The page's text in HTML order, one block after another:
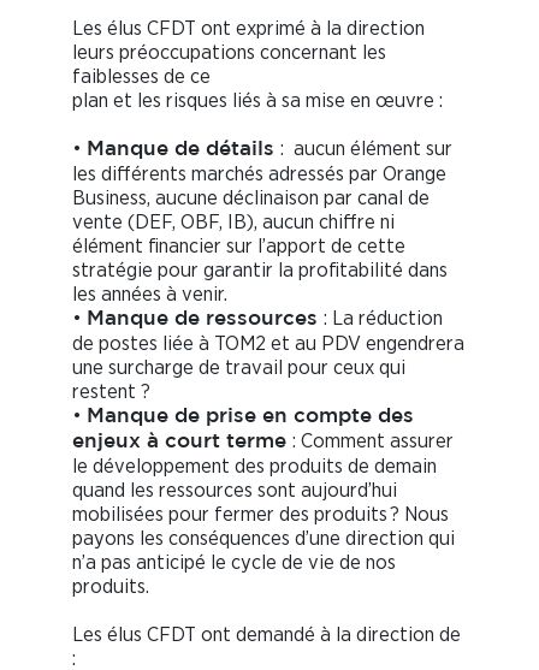
Les élus CFDT ont exprimé à la direction
leurs préoccupations concernant les
faiblesses de ce
plan et les risques liés à sa mise en œuvre :
• Manque de détails : aucun élément sur
les différents marchés adressés par Orange
Business, aucune déclinaison par canal de
vente (DEF, OBF, IB), aucun chiffre ni
élément financier sur l’apport de cette
stratégie pour garantir la profitabilité dans
les années à venir.
• Manque de ressources : La réduction
de postes liée à TOM2 et au PDV engendrera
une surcharge de travail pour ceux qui
restent ?
• Manque de prise en compte des
enjeux à court terme : Comment assurer
le développement des produits de demain
quand les ressources sont aujourd’hui
mobilisées pour fermer des produits ? Nous
payons les conséquences d’une direction qui
n’a pas anticipé le cycle de vie de nos
produits.
Les élus CFDT ont demandé à la direction de
: